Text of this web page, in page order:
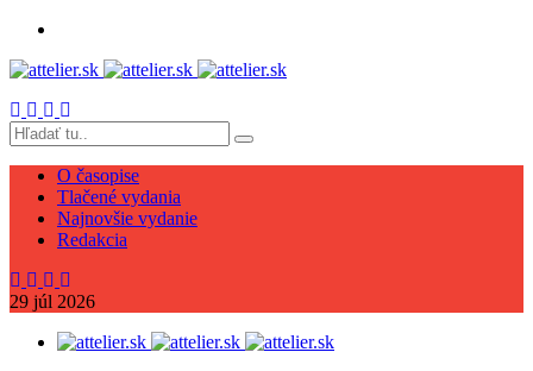
O časopise
Tlačené vydania
Najnovšie vydanie
Redakcia
29 júl 2026